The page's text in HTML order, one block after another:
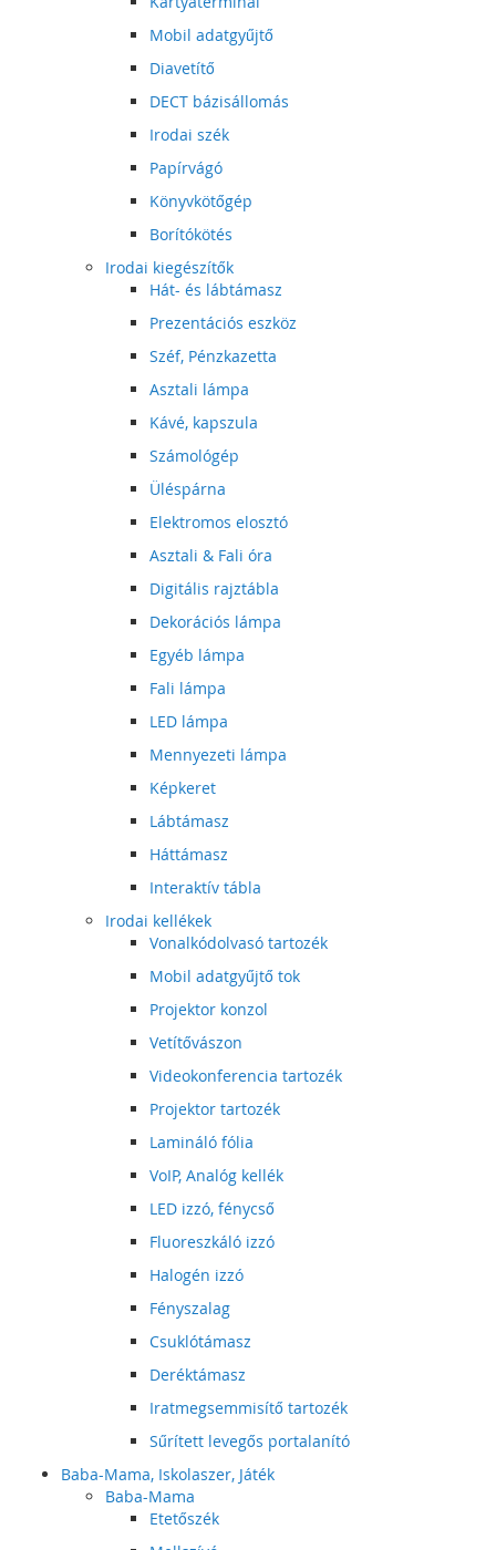
Mobil adatgyűjtő
Diavetítő
DECT bázisállomás
Irodai szék
Papírvágó
Könyvkötőgép
Borítókötés
Irodai kiegészítők
Hát- és lábtámasz
Prezentációs eszköz
Széf, Pénzkazetta
Asztali lámpa
Kávé, kapszula
Számológép
Üléspárna
Elektromos elosztó
Asztali & Fali óra
Digitális rajztábla
Dekorációs lámpa
Egyéb lámpa
Fali lámpa
LED lámpa
Mennyezeti lámpa
Képkeret
Lábtámasz
Háttámasz
Interaktív tábla
Irodai kellékek
Vonalkódolvasó tartozék
Mobil adatgyűjtő tok
Projektor konzol
Vetítővászon
Videokonferencia tartozék
Projektor tartozék
Lamináló fólia
VoIP, Analóg kellék
LED izzó, fénycső
Fluoreszkáló izzó
Halogén izzó
Fényszalag
Csuklótámasz
Deréktámasz
Iratmegsemmisítő tartozék
Sűrített levegős portalanító
Baba-Mama, Iskolaszer, Játék
Baba-Mama
Etetőszék